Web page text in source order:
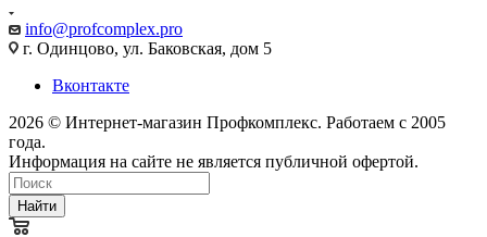
info@profcomplex.pro
г. Одинцово, ул. Баковская, дом 5
Вконтакте
2026 © Интернет-магазин Профкомплекс. Работаем с 2005
года.
Информация на сайте не является публичной офертой.
Найти